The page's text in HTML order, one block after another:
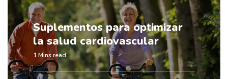
Suplementos para optimizar
la salud cardiovascular
1 Mins read